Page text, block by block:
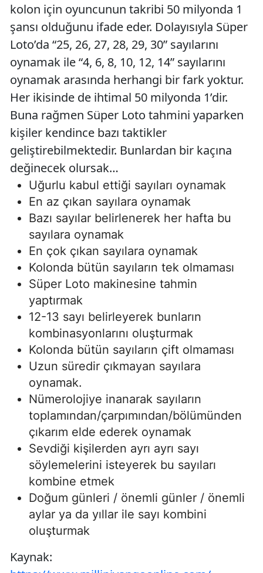
kolon için oyuncunun takribi 50 milyonda 1
şansı olduğunu ifade eder. Dolayısıyla Süper
Loto’da “25, 26, 27, 28, 29, 30” sayılarını
oynamak ile “4, 6, 8, 10, 12, 14” sayılarını
oynamak arasında herhangi bir fark yoktur.
Her ikisinde de ihtimal 50 milyonda 1’dir.
Buna rağmen Süper Loto tahmini yaparken
kişiler kendince bazı taktikler
geliştirebilmektedir. Bunlardan bir kaçına
değinecek olursak…
Uğurlu kabul ettiği sayıları oynamak
En az çıkan sayılara oynamak
Bazı sayılar belirlenerek her hafta bu
sayılara oynamak
En çok çıkan sayılara oynamak
Kolonda bütün sayıların tek olmaması
Süper Loto makinesine tahmin
yaptırmak
12-13 sayı belirleyerek bunların
kombinasyonlarını oluşturmak
Kolonda bütün sayıların çift olmaması
Uzun süredir çıkmayan sayılara
oynamak.
Nümerolojiye inanarak sayıların
toplamından/çarpımından/bölümünden
çıkarım elde ederek oynamak
Sevdiği kişilerden ayrı ayrı sayı
söylemelerini isteyerek bu sayıları
kombine etmek
Doğum günleri / önemli günler / önemli
aylar ya da yıllar ile sayı kombini
oluşturmak
Kaynak: